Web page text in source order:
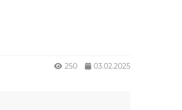
250 03.02.2025